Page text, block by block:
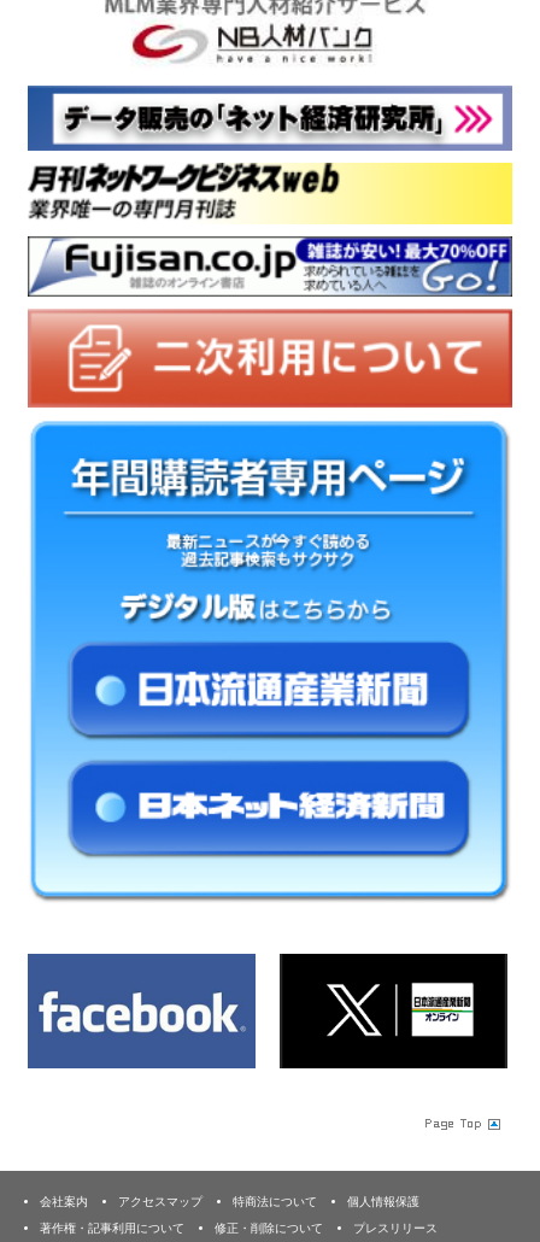
会社案内 アクセスマップ 特商法について
個人情報保護
著作権・記事利用について
修正・削除について プレスリリース